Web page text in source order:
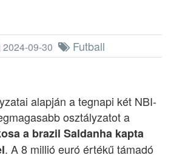
2024-09-30 Futball
alapján a tegnapi két NBI-
osztályzatot a
a brazil Saldanha kapta
. A 8 millió euró értékű támadó